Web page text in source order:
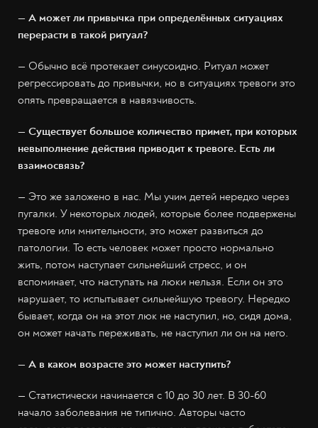
— А может ли привычка при определённых ситуациях
перерасти в такой ритуал?
— Обычно всё протекает синусоидно. Ритуал может
регрессировать до привычки, но в ситуациях тревоги это
опять превращается в навязчивость.
— Существует большое количество примет, при которых
невыполнение действия приводит к тревоге. Есть ли
взаимосвязь?
— Это же заложено в нас. Мы учим детей нередко через
пугалки. У некоторых людей, которые более подвержены
тревоге или мнительности, это может развиться до
патологии. То есть человек может просто нормально
жить, потом наступает сильнейший стресс, и он
вспоминает, что наступать на люки нельзя. Если он это
нарушает, то испытывает сильнейшую тревогу. Нередко
бывает, когда он на этот люк не наступил, но, сидя дома,
он может начать переживать, не наступил ли он на него.
— А в каком возрасте это может наступить?
— Статистически начинается с 10 до 30 лет. В 30-60
начало заболевания не типично. Авторы часто